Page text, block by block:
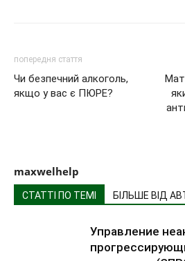
попередня стаття
Чи безпечний алкоголь,
якщо у вас є ПЮРЕ?
maxwelhelp
СТАТТІ ПО ТЕМІ БІЛЬШЕ ВІД
Управление